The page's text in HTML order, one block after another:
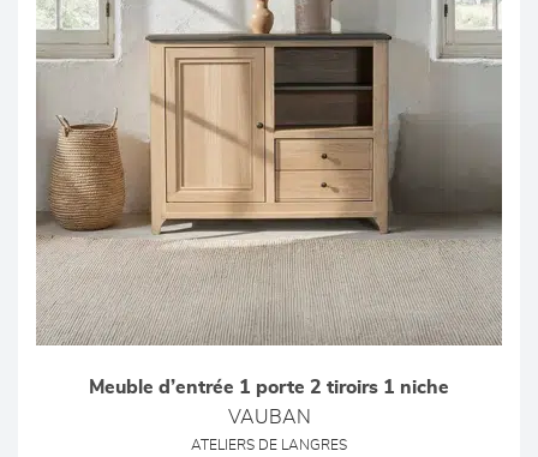
Meuble d’entrée 1 porte 2 tiroirs 1 niche
VAUBAN
ATELIERS DE LANGRES